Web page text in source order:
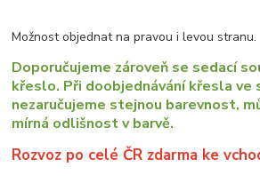
Možnost objednat na pravou i levou stranu.
Doporučujeme zároveň se sedací
křeslo. Při doobjednávání křesla
nezaručujeme stejnou barevnost,
mírná odlišnost v barvě.
Rozvoz po celé ČR zdarma ke